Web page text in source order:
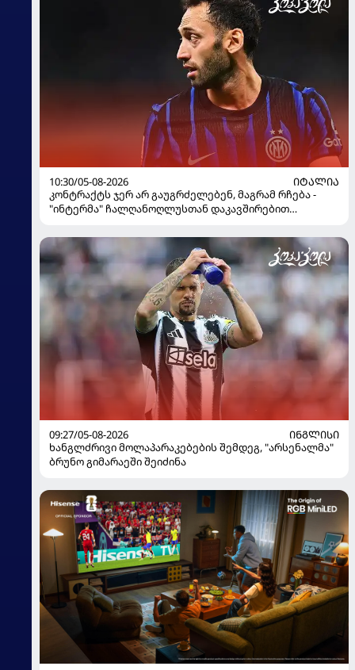
10:30/05-08-2026
ᲘᲢᲐᲚᲘᲐ
კონტრაქტს ჯერ არ გაუგრძელებენ, მაგრამ რჩება -
"ინტერმა" ჩალღანოღლუსთან დაკავშირებით
09:27/05-08-2026
ᲘᲜᲒᲚᲘᲡᲘ
ხანგლძრივი მოლაპარაკებების შემდეგ, "არსენალმა"
ბრუნო გიმარაეში შეიძინა